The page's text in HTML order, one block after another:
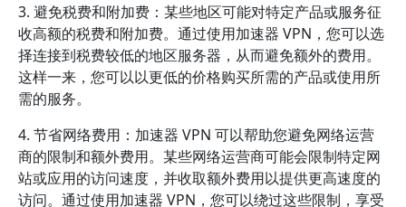
3. 避免税费和附加费：某些地区可能对特定产品或服务征
收高额的税费和附加费。通过使用加速器 VPN，您可以选
择连接到税费较低的地区服务器，从而避免额外的费用。
这样一来，您可以以更低的价格购买所需的产品或使用所
需的服务。
4. 节省网络费用：加速器 VPN 可以帮助您避免网络运营
商的限制和额外费用。某些网络运营商可能会限制特定网
站或应用的访问速度，并收取额外费用以提供更高速度的
访问。通过使用加速器 VPN，您可以绕过这些限制，享受